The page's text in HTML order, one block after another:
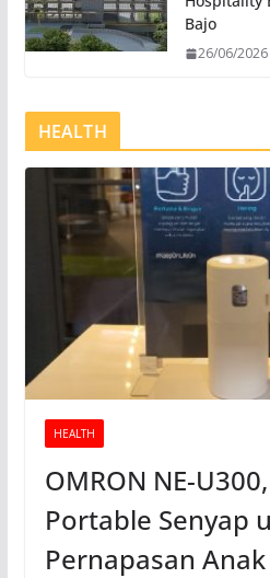
Bajo
26/06/2026
HEALTH
HEALTH
OMRON NE-
Portable Senyap
Pernapasan Anak